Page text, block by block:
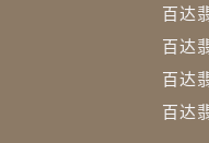
百达
百达
百达
百达